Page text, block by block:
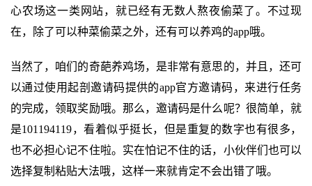
心农场这一类网站，就已经有无数人熬夜偷菜了。不过现
在，除了可以种菜偷菜之外，还有可以养鸡的app哦。
当然了，咱们的奇葩养鸡场，是非常有意思的，并且，还可
以通过使用起剖邀请码提供的app官方邀请码，来进行任务
的完成，领取奖励哦。那么，邀请码是什么呢？很简单，就
是101194119，看着似乎挺长，但是重复的数字也有很多，
也不必担心记不住啦。实在怕记不住的话，小伙伴们也可以
选择复制粘贴大法哦，这样一来就肯定不会出错了哦。